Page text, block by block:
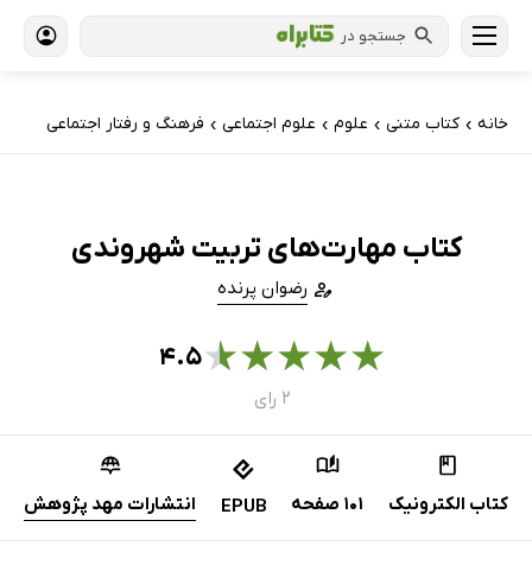
جستجو در
خانه › کتاب‌ متنی › علوم › علوم اجتماعی › فرهنگ و رفتار اجتماعی
کتاب مهارت‌های تربیت شهروندی
رضوان پرنده
★
★
★
★
★۴.۵
۲ رای
کتاب الکترونیک 101 صفحه EPUB انتشارات مهد پژوهش